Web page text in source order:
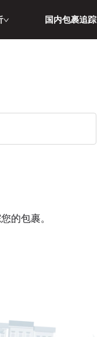
国内包裹追踪
的包裹。